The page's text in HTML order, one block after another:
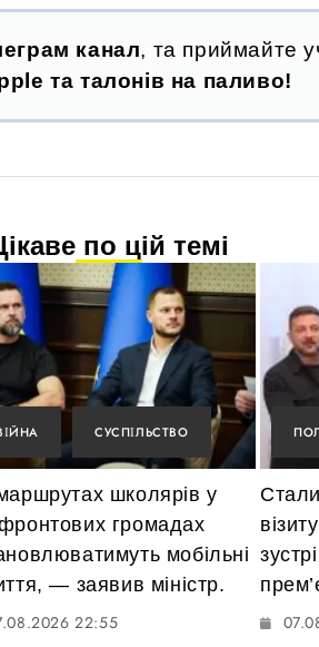
канал, та приймайте
та талонів на паливо!
по цій темі
СУСПІЛЬСТВО
школярів у
громадах
мобільні
— заявив міністр.
22:55